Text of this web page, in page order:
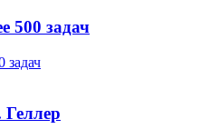
500 задач